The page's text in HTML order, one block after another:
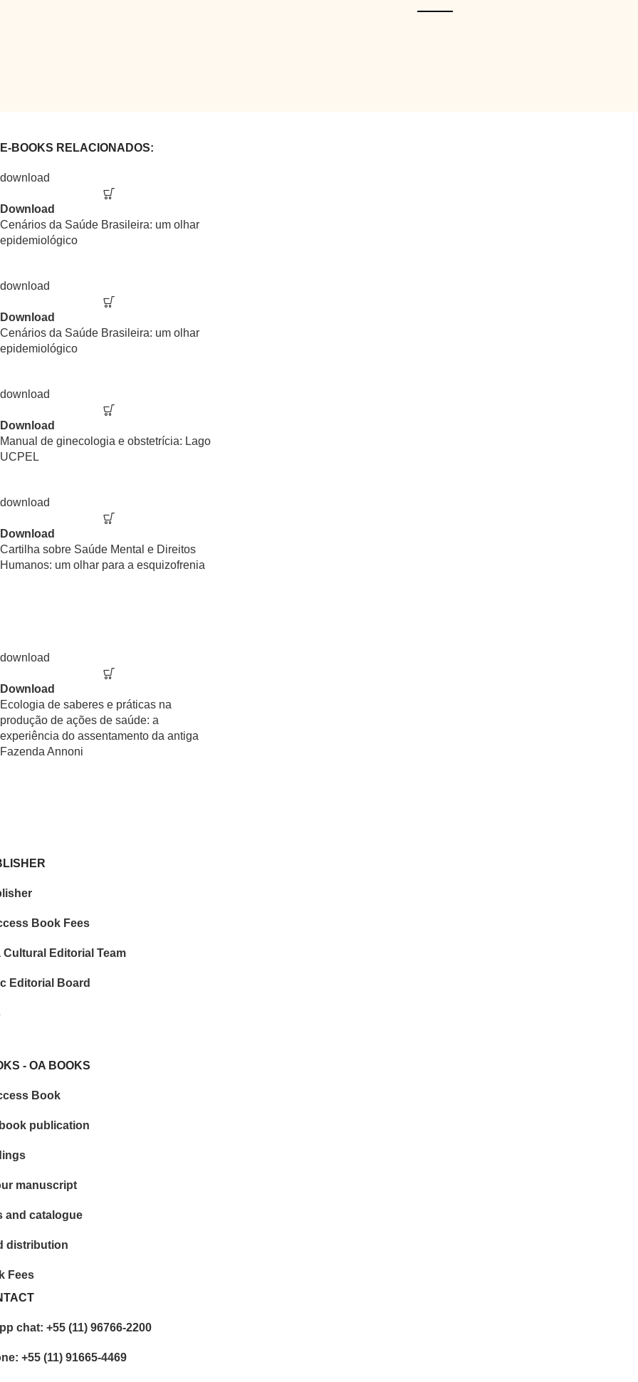
E-BOOKS RELACIONADOS:
Download
Cenários da Saúde Brasileira: um olhar
epidemiológico
Download
Cenários da Saúde Brasileira: um olhar
epidemiológico
Download
Manual de ginecologia e obstetrícia: Lago
UCPEL
Download
Cartilha sobre Saúde Mental e Direitos
Humanos: um olhar para a esquizofrenia
Download
Ecologia de saberes e práticas na
produção de ações de saúde: a
experiência do assentamento da antiga
Fazenda Annoni
Book Fees
Cultural Editorial Team
Editorial Board
- OA BOOKS
Book
publication
manuscript
and catalogue
distribution
Fees
chat: +55 (11) 96766-2200
+55 (11) 91665-4469